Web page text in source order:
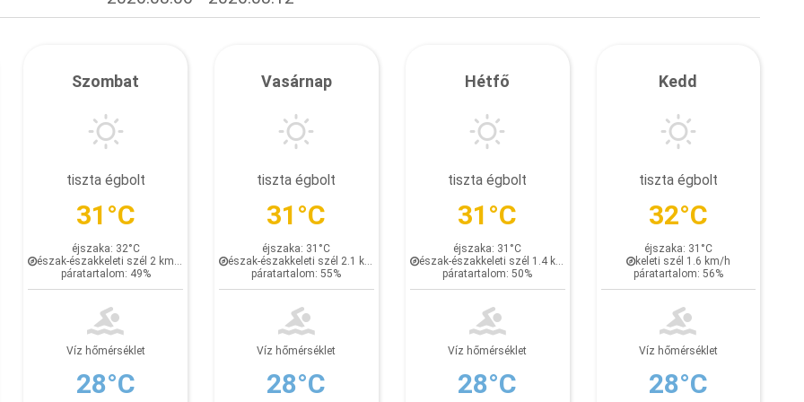
Szombat
tiszta égbolt
31°C
éjszaka: 32°C
észak-északkeleti szél 2 km/h
páratartalom: 49%
Víz hőmérséklet
28°C
Vasárnap
tiszta égbolt
31°C
éjszaka: 31°C
észak-északkeleti szél 2.1 km/h
páratartalom: 55%
Víz hőmérséklet
28°C
Hétfő
tiszta égbolt
31°C
éjszaka: 31°C
észak-északkeleti szél 1.4 km/h
páratartalom: 50%
Víz hőmérséklet
28°C
Kedd
tiszta égbolt
32°C
éjszaka: 31°C
keleti szél 1.6 km/h
páratartalom: 56%
Víz hőmérséklet
28°C